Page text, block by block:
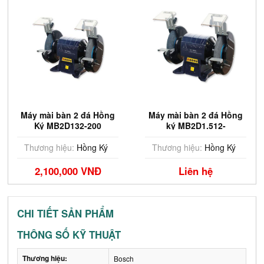
Máy mài bàn 2 đá Hồng
Ký MB2D132-200
Thương hiệu: Hồng Ký
2,100,000 VNĐ
Máy mài bàn 2 đá Hồng
ký MB2D1.512-
Thương hiệu: Hồng Ký
Liên hệ
CHI TIẾT SẢN PHẨM
THÔNG SỐ KỸ THUẬT
Thương hiệu: Bosch